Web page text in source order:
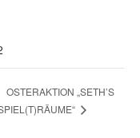
OSTERAKTION „SETH’S